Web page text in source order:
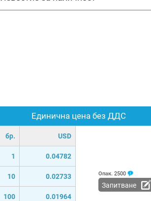
Единична цена без ДДС
бр. USD
1 0.04782
10 0.02733
100 0.01964
Опак. 2500
Запитване